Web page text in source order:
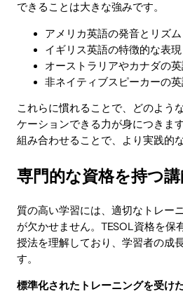
できることは大きな強みです。
アメリカ英語の発音とリズム
イギリス英語の特徴的な表現
オーストラリアやカナダの
非ネイティブスピーカーの
これらに慣れることで、どのよう
ケーションできる力が身につきます
組み合わせることで、より実践的
専門的な資格を持つ
質の高い学習には、適切なトレー
が欠かせません。TESOL資格を保
授法を理解しており、学習者の成
す。
標準化されたトレーニングを受け